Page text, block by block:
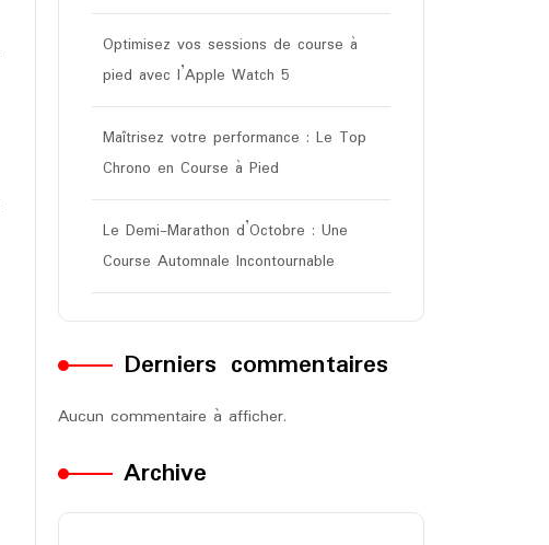
Optimisez vos sessions de course à
pied avec l’Apple Watch 5
Maîtrisez votre performance : Le Top
Chrono en Course à Pied
Le Demi-Marathon d’Octobre : Une
Course Automnale Incontournable
Derniers commentaires
Aucun commentaire à afficher.
Archive